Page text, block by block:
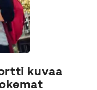
kuvaa